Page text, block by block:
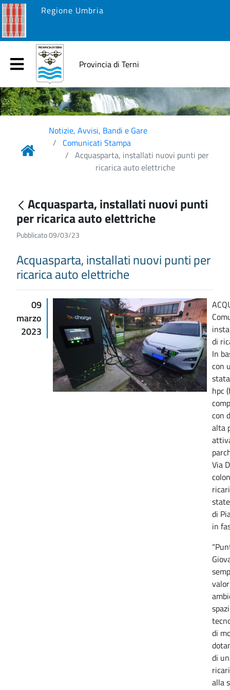
Regione Umbria
Provincia di Terni
Notizie, Avvisi, Bandi e Gare
Comunicati Stampa
Acquasparta, installati nuovi punti per
ricarica auto elettriche
Acquasparta, installati nuovi punti
per ricarica auto elettriche
Pubblicato 09/03/23
Acquasparta, installati nuovi punti per
ricarica auto elettriche
09
marzo
2023
di
In
con
hpc
con
alta
Via
di
in
di
di
alla